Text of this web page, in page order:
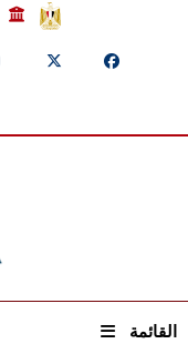
القائمة